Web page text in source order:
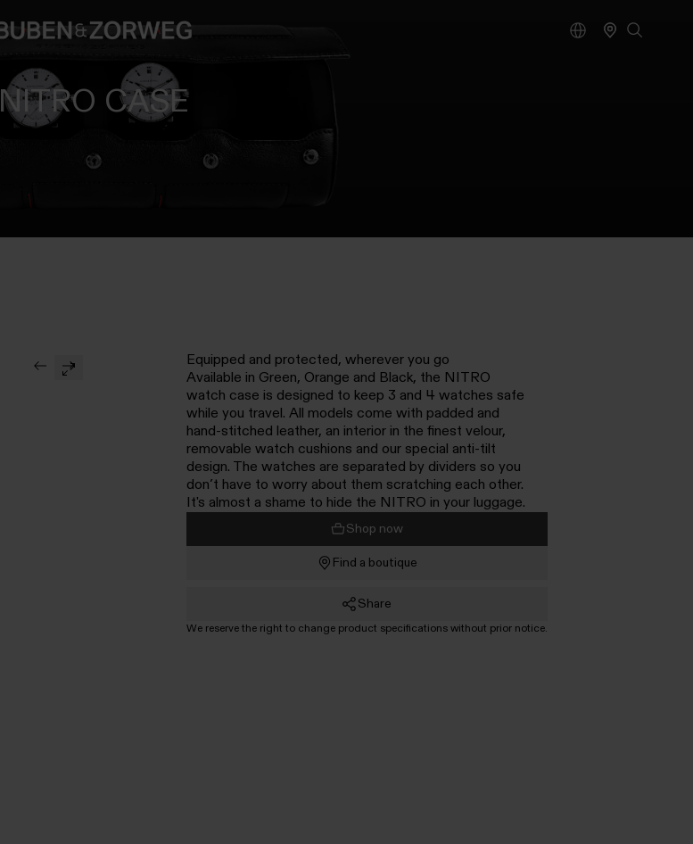
NITRO CASE
Equipped and protected, wherever you go
Available in Green, Orange and Black, the NITRO
watch case is designed to keep 3 and 4 watches safe
while you travel. All models come with padded and
hand-stitched leather, an interior in the finest velour,
removable watch cushions and our special anti-tilt
design. The watches are separated by dividers so you
don’t have to worry about them scratching each other.
It's almost a shame to hide the NITRO in your luggage.
Shop now
Find a boutique
Share
We reserve the right to change product specifications without prior notice.